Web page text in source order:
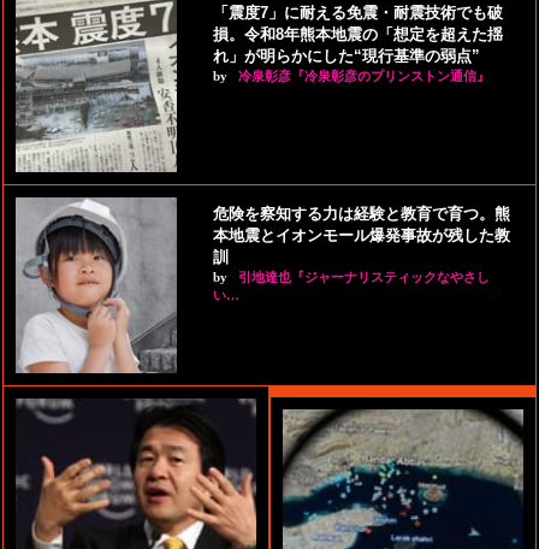
「震度7」に耐える免震・耐震技術でも破
損。令和8年熊本地震の「想定を超えた揺
れ」が明らかにした“現行基準の弱点”
by 冷泉彰彦『冷泉彰彦のプリンストン通信』
危険を察知する力は経験と教育で育つ。熊
本地震とイオンモール爆発事故が残した教
訓
by
引地達也『ジャーナリスティックなやさし
い…